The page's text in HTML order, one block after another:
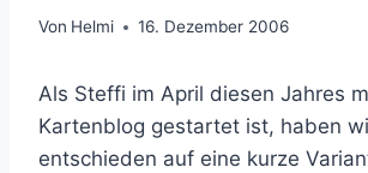
Von Helmi 16. Dezember 2006
Als Steffi im April diesen Jahres
Kartenblog gestartet ist, haben
entschieden auf eine kurze